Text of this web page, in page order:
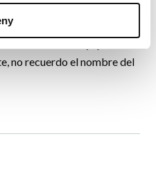
en una exposición y en
escrutándolo, no logré
no recuerdo el nombre del